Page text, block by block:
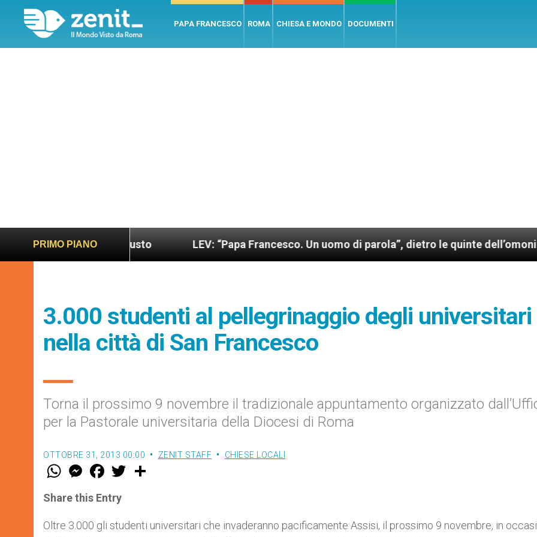
PAPA FRANCESCO ROMA CHIESA E MONDO DOCUMENTI
PRIMO PIANO
più sano e giusto LEV: “Papa Francesco. Un uomo di parola”, dietro le quinte dell’omonimo film di
3.000 studenti al pellegrinaggio degli universitari
nella città di San Francesco
Torna il prossimo 9 novembre il tradizionale appuntamento organizzato
per la Pastorale universitaria della Diocesi di Roma
OTTOBRE 31, 2013 00:00 ZENIT STAFF CHIESE LOCALI
W
t
s
p
p
M
e
s
e
g
e
F
a
e
b
o
k
w
r
Share this Entry
Oltre 3.000 gli studenti universitari che invaderanno pacificamente Assisi, il prossimo 9 novembre, in